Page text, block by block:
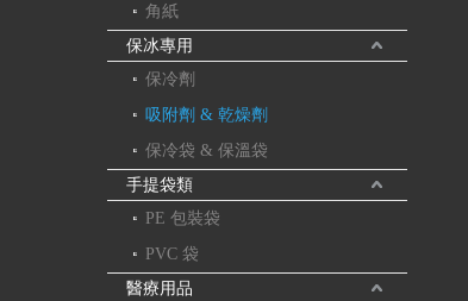
角紙
保冰專用
保冷劑
吸附劑 & 乾燥劑
保冷袋 & 保溫袋
手提袋類
PE 包裝袋
PVC 袋
醫療用品